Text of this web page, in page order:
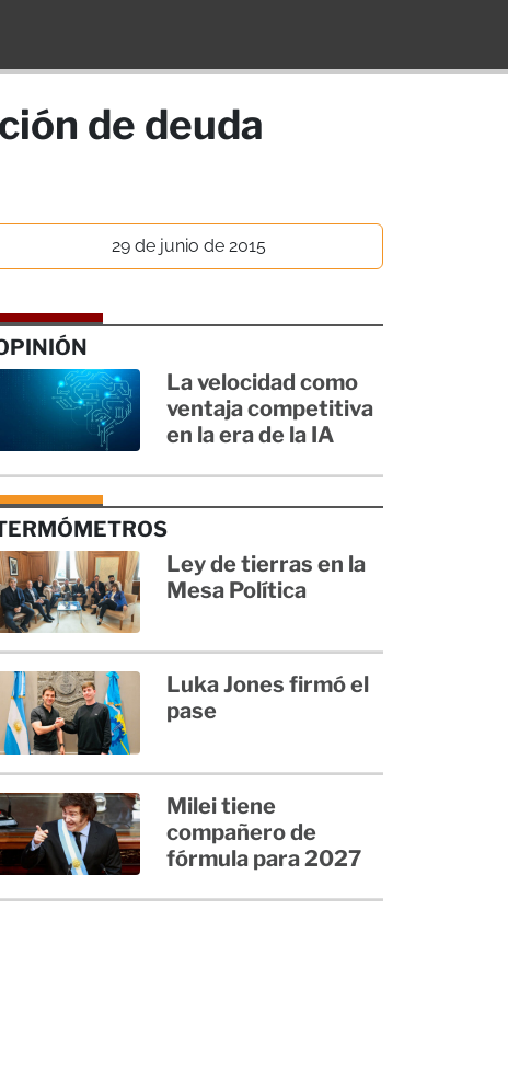
de deuda
29 de junio de 2015
La velocidad como
ventaja competitiva
en la era de la IA
Ley de tierras en la
Mesa Política
Luka Jones firmó el
pase
Milei tiene
compañero de
fórmula para 2027